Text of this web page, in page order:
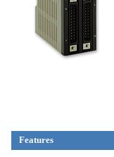
Features